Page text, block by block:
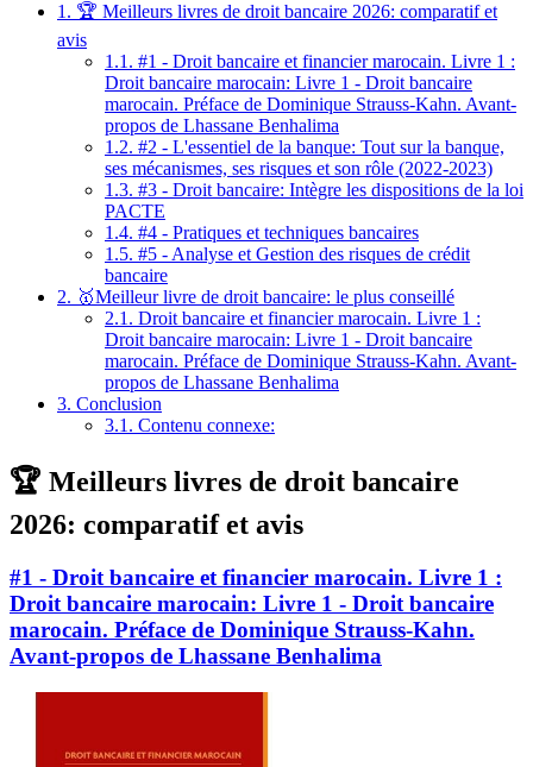
1. 🏆 Meilleurs livres de droit bancaire 2026: comparatif et
avis
1.1. #1 - Droit bancaire et financier marocain. Livre 1 :
Droit bancaire marocain: Livre 1 - Droit bancaire
marocain. Préface de Dominique Strauss-Kahn. Avant-
propos de Lhassane Benhalima
1.2. #2 - L'essentiel de la banque: Tout sur la banque,
ses mécanismes, ses risques et son rôle (2022-2023)
1.3. #3 - Droit bancaire: Intègre les dispositions de la loi
PACTE
1.4. #4 - Pratiques et techniques bancaires
1.5. #5 - Analyse et Gestion des risques de crédit
bancaire
2. 🥇Meilleur livre de droit bancaire: le plus conseillé
2.1. Droit bancaire et financier marocain. Livre 1 :
Droit bancaire marocain: Livre 1 - Droit bancaire
marocain. Préface de Dominique Strauss-Kahn. Avant-
propos de Lhassane Benhalima
3. Conclusion
3.1. Contenu connexe:
🏆 Meilleurs livres de droit bancaire
2026: comparatif et avis
#1 - Droit bancaire et financier marocain. Livre 1 :
Droit bancaire marocain: Livre 1 - Droit bancaire
marocain. Préface de Dominique Strauss-Kahn.
Avant-propos de Lhassane Benhalima